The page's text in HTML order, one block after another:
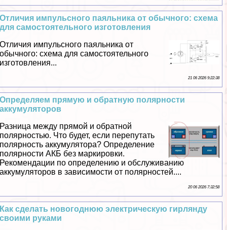
Отличия импульсного паяльника от обычного: схема
для самостоятельного изготовления
Отличия импульсного паяльника от
обычного: схема для самостоятельного
изготовления...
21 06 2026 9:22:38
Определяем прямую и обратную полярности
аккумуляторов
Разница между прямой и обратной
полярностью. Что будет, если перепутать
полярность аккумулятора? Определение
полярности АКБ без маркировки.
Рекомендации по определению и обслуживанию
аккумуляторов в зависимости от полярностей....
20 06 2026 7:32:58
Как сделать новогоднюю электрическую гирлянду
своими руками